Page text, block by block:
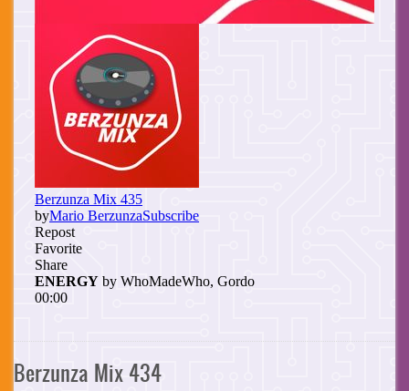
Berzunza Mix 434